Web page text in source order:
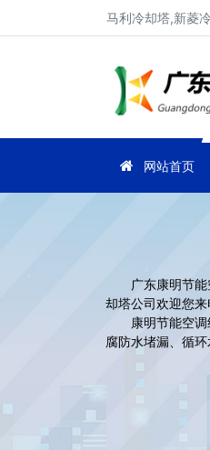
马利冷却塔,新菱
网站首页
广东康明节能空
却塔公司欢迎您来
康明节能空调经
腐防水堵漏、循